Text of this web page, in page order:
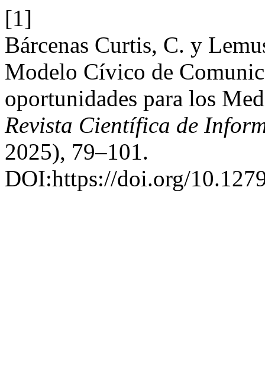
[1]
Bárcenas Curtis, C. y
Modelo Cívico de
oportunidades para los
Revista Científica de
2025), 79–101.
DOI:https://doi.org/